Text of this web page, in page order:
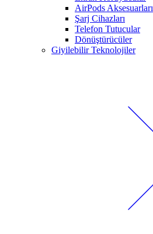
AirPods Aksesuarları
Şarj Cihazları
Telefon Tutucular
Dönüştürücüler
Giyilebilir Teknolojiler